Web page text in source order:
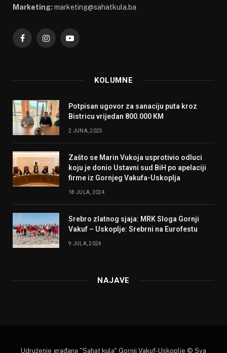
Marketing: marketing@sahatkula.ba
FacebookInstagramYouTube
KOLUMNE
Potpisan ugovor za sanaciju puta kroz
Bistricu vrijedan 800.000 KM
2 JUNA, 2025
Zašto se Marin Vukoja usprotivio odluci
koju je donio Ustavni sud BiH po apelaciji
firme iz Gornjeg Vakufa-Uskoplja
18 JULA, 2024
Srebro zlatnog sjaja: MRK Sloga Gornji
Vakuf – Uskoplje: Srebrni na Eurofestu
9 JULA, 2024
NAJAVE
Udruženje građana "Sahat kula" Gornji Vakuf-Uskoplje © Sva